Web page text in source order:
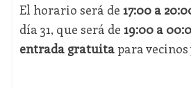
El horario será de 17:00 a
día 31, que será de 19:00 a
entrada gratuitapara